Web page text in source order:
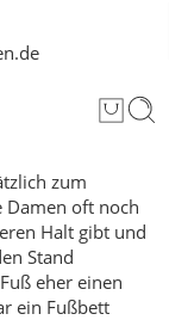
zum
Damen oft noch
Halt gibt und
Stand
eher einen
ein Fußbett